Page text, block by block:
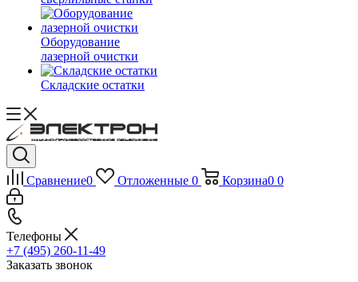
Оборудование
лазерной очистки
Складские остатки
Сравнение0 Отложенные 0 Корзина0 0
Телефоны
+7 (495) 260-11-49
Заказать звонок